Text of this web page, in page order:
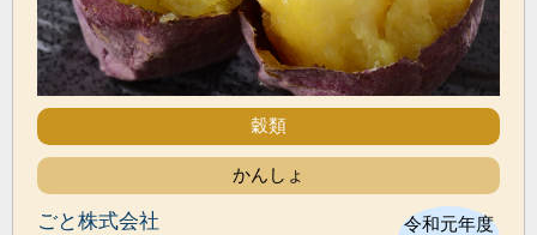
穀類
かんしょ
令和元年度
ごと株式会社